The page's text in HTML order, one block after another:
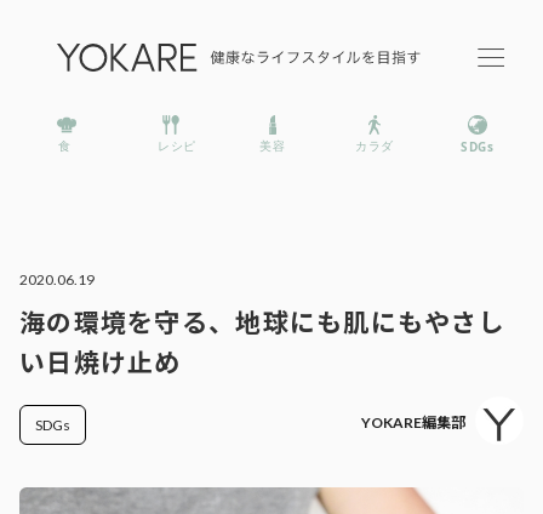
2020.06.19
海の環境を守る、地球にも肌にもやさし
い日焼け止め
SDGs YOKARE編集部